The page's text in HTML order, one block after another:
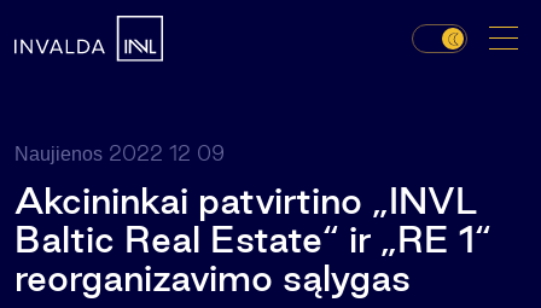
Naujienos 2022 12 09
Akcininkai patvirtino „INVL
Baltic Real Estate“ ir „RE 1“
reorganizavimo sąlygas